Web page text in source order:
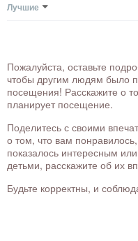
Лучшие
Пожалуйста, оставьте
чтобы другим людям было
посещения! Расскажите о
планирует посещение.
Поделитесь с своими
о том, что вам
показалось интересным
детьми, расскажите об их
Будьте корректны, и